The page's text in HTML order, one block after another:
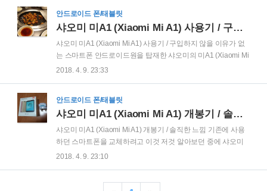
인할 수 있는 shortcut application을 통해 라디오 기능을 이용할
수 있습니다. 우선 구글 플레이스토어에서 아래와 어플을 검색
해서 설치합니다. 어플리케이션을 설치하고 실행을 하면 아래
와 같이 하드웨어를 테스트 하는 설정 화면으로 연결이 됩니다.
안드로이드 폰/태블릿
샤오미 미A1 (Xiaomi Mi A1) 사용기 / 구입하지 않을 이유가 없는 스마트폰
샤오미 미A1 (Xiaomi Mi A1) 사용기 / 구입하지 않을 이유가 없
는 스마트폰 안드로이드원을 탑재한 샤오미의 미A1 (Xiaomi Mi
A1)을 일주일 정도 사용해 보았습니다. 처음 구입을 해서 유심
VoLTE가 되는 제품이기 때문에 SKT 지점에 가서 IMEI를 등록
하고 VoLTE를 신청했습니다. 그리고 wifi mac adress도 함께 등
록을 했습니다. 듀얼심이 적용된 제품이기 때문에 IMEI 넘버도
2개가 있어서 모두 등록을 했습니다. 이제 통화도 HD
2018. 4. 9. 23:33
안드로이드 폰/태블릿
샤오미 미A1 (Xiaomi Mi A1) 개봉기 / 솔직한 느낌
샤오미 미A1 (Xiaomi Mi A1) 개봉기 / 솔직한 느낌 기존에 사용
하던 스마트폰을 교체하려고 이것 저것 알아보던 중에 샤오미
미A1 (Xiaomi Mi A1)을 구입했습니다. 말도 안 되는 비싼 가격
퓨어 안드로이드인 안드로이드원을 채택하고 출시가 되었기에
2018. 4. 9. 23:10